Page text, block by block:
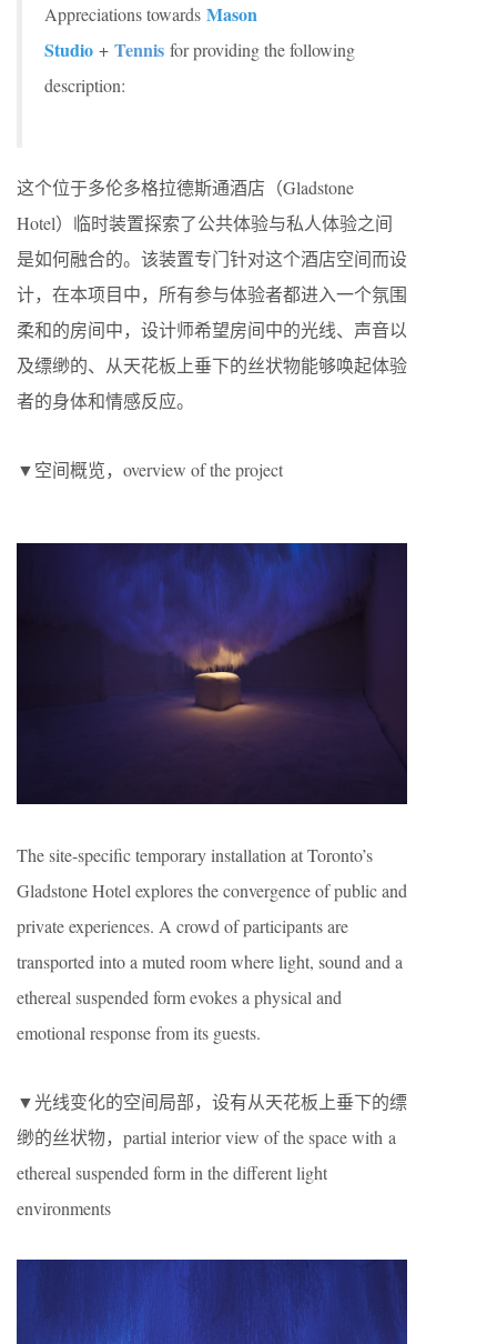
Appreciations towards Mason
Studio + Tennis for providing the following
description:
这个位于多伦多格拉德斯通酒店（Gladstone
Hotel）临时装置探索了公共体验与私人体验之间
是如何融合的。该装置专门针对这个酒店空间而设
计，在本项目中，所有参与体验者都进入一个氛围
柔和的房间中，设计师希望房间中的光线、声音以
及缥缈的、从天花板上垂下的丝状物能够唤起体验
者的身体和情感反应。
▼空间概览，overview of the project
The site-specific temporary installation at Toronto’s
Gladstone Hotel explores the convergence of public and
private experiences. A crowd of participants are
transported into a muted room where light, sound and a
ethereal suspended form evokes a physical and
emotional response from its guests.
▼光线变化的空间局部，设有从天花板上垂下的缥
缈的丝状物，partial interior view of the space with a
ethereal suspended form in the different light
environments